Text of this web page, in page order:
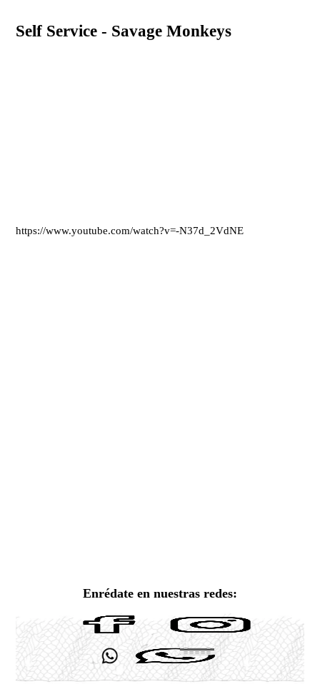
Self Service - Savage Monkeys
https://www.youtube.com/watch?v=-N37d_2VdNE
Enrédate en nuestras redes: